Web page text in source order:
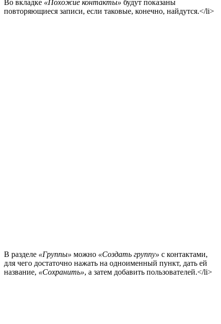
Во вкладке «Похожие контакты» будут показаны
повторяющиеся записи, если таковые, конечно, найдутся.</li>
В разделе «Группы» можно «Создать группу» с контактами,
для чего достаточно нажать на одноименный пункт, дать ей
название, «Сохранить», а затем добавить пользователей.</li>